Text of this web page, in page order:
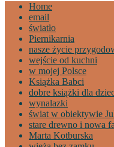
Home
email
światło
Piernikarnia
nasze życie
wejście od kuchni
w mojej Polsce
Książka Babci
dobre książki dla
wynalazki
świat w obiektywie
stare drewno i nowa
Marta Kotburska